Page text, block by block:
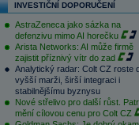
INVESTIČNÍ DOPORUČENÍ
AstraZeneca jako sázka na
defenzivu mimo AI horečku
Arista Networks: AI může firmě
zajistit příznivý vítr do zad
Analytický radar: Colt CZ roste
vyšší marži, širší integraci i
stabilnějšímu byznysu
Nové střelivo pro další růst.
mění cílovou cenu pro Colt CZ